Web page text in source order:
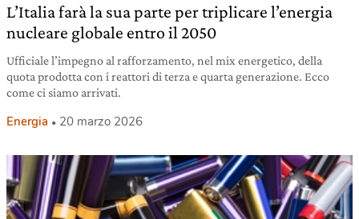
L’Italia farà la sua parte per triplicare l’energia
nucleare globale entro il 2050
Ufficiale l’impegno al rafforzamento, nel mix energetico, della
quota prodotta con i reattori di terza e quarta generazione. Ecco
come ci siamo arrivati.
Energia 20 marzo 2026